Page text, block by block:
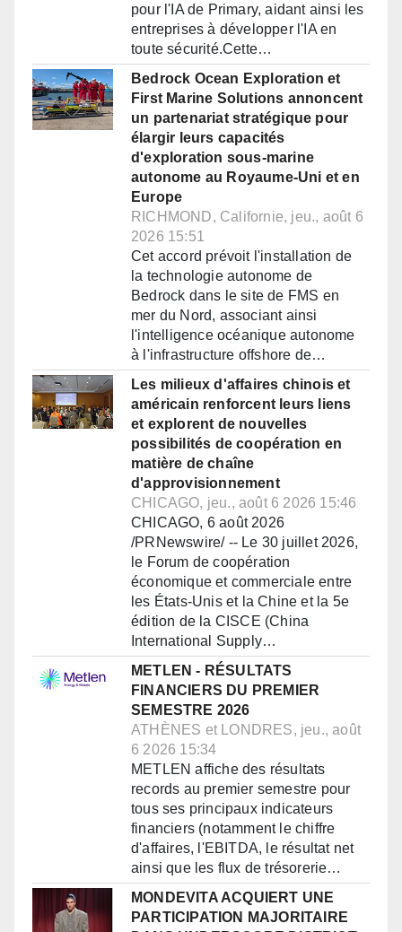
pour l'IA de Primary, aidant ainsi les
entreprises à développer l'IA en
toute sécurité.Cette…
Bedrock Ocean Exploration et
First Marine Solutions annoncent
un partenariat stratégique pour
élargir leurs capacités
d'exploration sous-marine
autonome au Royaume-Uni et en
Europe
RICHMOND, Californie, jeu., août 6
2026 15:51
Cet accord prévoit l'installation de
la technologie autonome de
Bedrock dans le site de FMS en
mer du Nord, associant ainsi
l'intelligence océanique autonome
à l'infrastructure offshore de…
Les milieux d'affaires chinois et
américain renforcent leurs liens
et explorent de nouvelles
possibilités de coopération en
matière de chaîne
d'approvisionnement
CHICAGO, jeu., août 6 2026 15:46
CHICAGO, 6 août 2026
/PRNewswire/ -- Le 30 juillet 2026,
le Forum de coopération
économique et commerciale entre
les États-Unis et la Chine et la 5e
édition de la CISCE (China
International Supply…
METLEN - RÉSULTATS
FINANCIERS DU PREMIER
SEMESTRE 2026
ATHÈNES et LONDRES, jeu., août
6 2026 15:34
METLEN affiche des résultats
records au premier semestre pour
tous ses principaux indicateurs
financiers (notamment le chiffre
d'affaires, l'EBITDA, le résultat net
ainsi que les flux de trésorerie…
MONDEVITA ACQUIERT UNE
PARTICIPATION MAJORITAIRE